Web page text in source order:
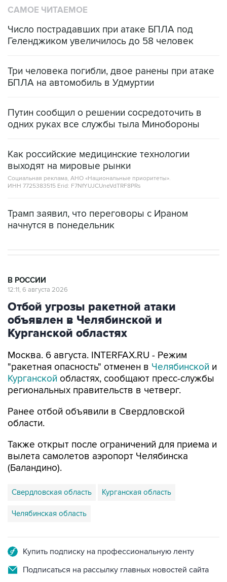
САМОЕ ЧИТАЕМОЕ
Число пострадавших при атаке БПЛА под
Геленджиком увеличилось до 58 человек
Три человека погибли, двое ранены при атаке
БПЛА на автомобиль в Удмуртии
Путин сообщил о решении сосредоточить в
одних руках все службы тыла Минобороны
Как российские медицинские технологии
выходят на мировые рынки
Социальная реклама, АНО «Национальные приоритеты».
ИНН 7725383515 Erid: F7NfYUJCUneVdTRF8PRs
Трамп заявил, что переговоры с Ираном
начнутся в понедельник
В РОССИИ
12:11, 6 августа 2026
Отбой угрозы ракетной атаки
объявлен в Челябинской и
Курганской областях
Москва. 6 августа. INTERFAX.RU - Режим
"ракетная опасность" отменен в Челябинской и
Курганской областях, сообщают пресс-службы
региональных правительств в четверг.
Ранее отбой объявили в Свердловской
области.
Также открыт после ограничений для приема и
вылета самолетов аэропорт Челябинска
(Баландино).
Свердловская область Курганская область
Челябинская область
Купить подписку на профессиональную ленту
Подписаться на рассылку главных новостей сайта